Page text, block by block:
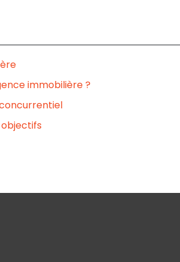
immobilière ?